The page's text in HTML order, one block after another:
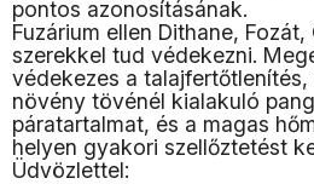
pontos azonosításának.
Fuzárium ellen Dithane,
szerekkel tud védekezni.
védekezes a
növény tövénél kialakuló
páratartalmat, és a magas
helyen gyakori szellőztetést
Üdvözlettel: